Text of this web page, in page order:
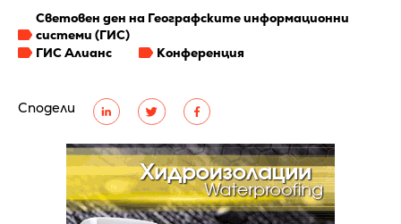
Сподели
Световен ден на Географските информационни
системи (ГИС)
ГИС Алианс
Конференция